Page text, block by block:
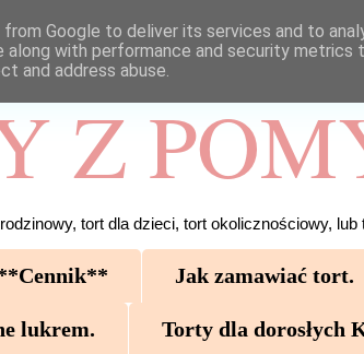
Z
tort dla dzieci, tort okolicznościowy, lub
Jak zamawiać tort.
lukrem. Torty dla dorosłych
Google to deliver its services and to
along with performance and security
and address abuse.